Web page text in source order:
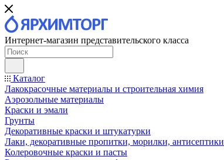
Интернет-магазин представительского класса
Каталог
Лакокрасочные материалы и строительная химия
Аэрозольные материалы
Краски и эмали
Грунты
Декоративные краски и штукатурки
Лаки, декоративные пропитки, морилки, антисептики
Колеровочные краски и пасты